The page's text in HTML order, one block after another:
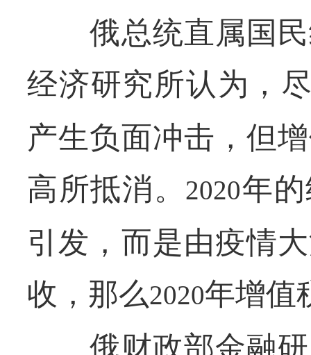
俄总统直属国民
经济研究所认为，
产生负面冲击，但
高所抵消。 2020年
引发，而是由疫情
收，那么2020年增值
俄财政部金融研